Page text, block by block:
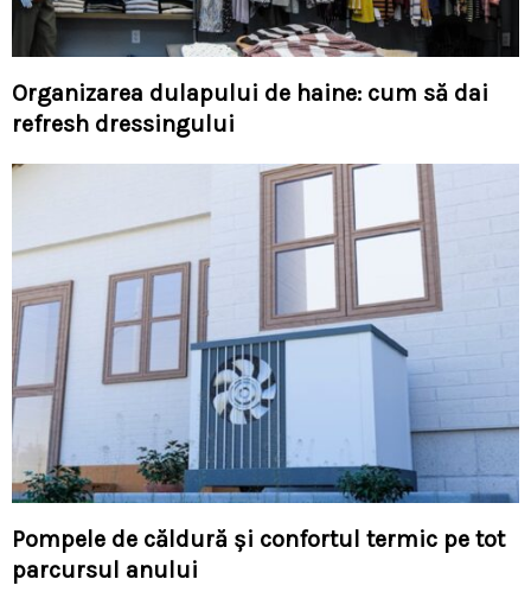
Organizarea dulapului de haine: cum să dai
refresh dressingului
Pompele de căldură și confortul termic pe tot
parcursul anului